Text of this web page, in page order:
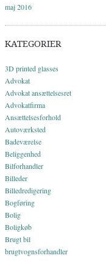
maj 2016
KATEGORIER
3D printed glasses
Advokat
Advokat ansættelsesret
Advokatfirma
Ansættelsesforhold
Autoværksted
Badeværelse
Beliggenhed
Bilforhandler
Billeder
Billedredigering
Bogføring
Bolig
Boligkøb
Brugt bil
brugtvognsforhandler